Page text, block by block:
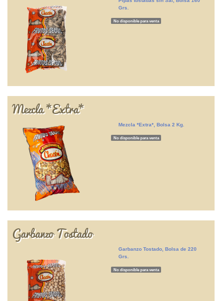
Grs.
No disponible para venta
Mezcla *Extra*
Mezcla *Extra*, Bolsa 2 Kg.
No disponible para venta
Garbanzo Tostado
Garbanzo Tostado, Bolsa de 220
Grs.
No disponible para venta